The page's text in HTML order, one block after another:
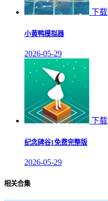
下载
小黄鸭模拟器
2026-05-29
下载
纪念碑谷1免费完整版
2026-05-29
相关合集